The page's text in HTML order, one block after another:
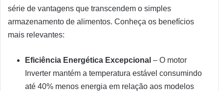
série de vantagens que transcendem o simples
armazenamento de alimentos. Conheça os benefícios
mais relevantes:
Eficiência Energética Excepcional – O motor
Inverter mantém a temperatura estável consumindo
até 40% menos energia em relação aos modelos